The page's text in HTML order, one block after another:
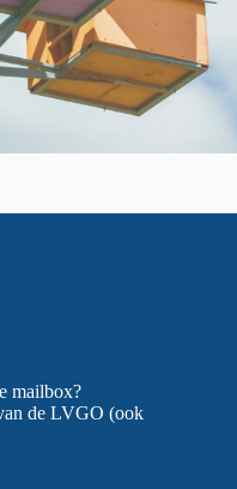
mailbox?
de LVGO (ook